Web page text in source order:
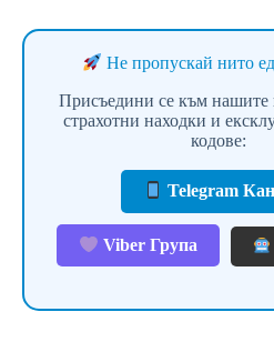
Не пропускай нито
Присъедини се към нашите
страхотни находки и
кодове:
Telegram
Viber Група